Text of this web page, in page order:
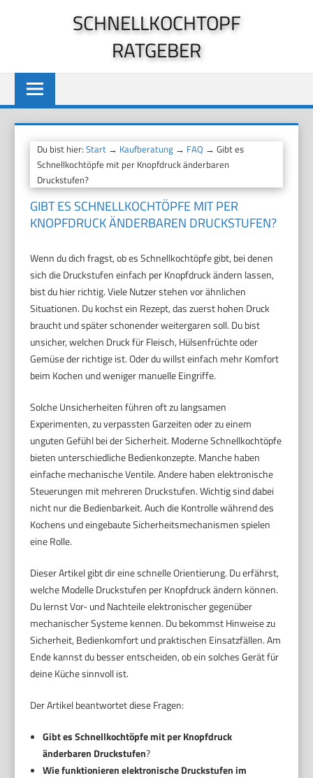
SCHNELLKOCHTOPF
RATGEBER
Du bist hier:Start → Kaufberatung → FAQ → Gibt es
Schnellkochtöpfe mit per Knopfdruck änderbaren
Druckstufen?
GIBT ES SCHNELLKOCHTÖPFE MIT PER
KNOPFDRUCK ÄNDERBAREN DRUCKSTUFEN?
Wenn du dich fragst, ob es Schnellkochtöpfe gibt, bei denen
sich die Druckstufen einfach per Knopfdruck ändern lassen,
bist du hier richtig. Viele Nutzer stehen vor ähnlichen
Situationen. Du kochst ein Rezept, das zuerst hohen Druck
braucht und später schonender weitergaren soll. Du bist
unsicher, welchen Druck für Fleisch, Hülsenfrüchte oder
Gemüse der richtige ist. Oder du willst einfach mehr Komfort
beim Kochen und weniger manuelle Eingriffe.
Solche Unsicherheiten führen oft zu langsamen
Experimenten, zu verpassten Garzeiten oder zu einem
unguten Gefühl bei der Sicherheit. Moderne Schnellkochtöpfe
bieten unterschiedliche Bedienkonzepte. Manche haben
einfache mechanische Ventile. Andere haben elektronische
Steuerungen mit mehreren Druckstufen. Wichtig sind dabei
nicht nur die Bedienbarkeit. Auch die Kontrolle während des
Kochens und eingebaute Sicherheitsmechanismen spielen
eine Rolle.
Dieser Artikel gibt dir eine schnelle Orientierung. Du erfährst,
welche Modelle Druckstufen per Knopfdruck ändern können.
Du lernst Vor- und Nachteile elektronischer gegenüber
mechanischer Systeme kennen. Du bekommst Hinweise zu
Sicherheit, Bedienkomfort und praktischen Einsatzfällen. Am
Ende kannst du besser entscheiden, ob ein solches Gerät für
deine Küche sinnvoll ist.
Der Artikel beantwortet diese Fragen:
Gibt es Schnellkochtöpfe mit per Knopfdruck
änderbaren Druckstufen?
Wie funktionieren elektronische Druckstufen im